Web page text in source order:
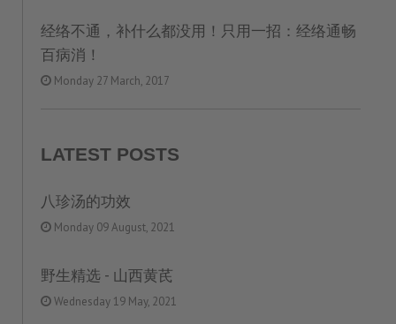
经络不通，补什么都没用！只用一招：经络通畅
百病消！
Monday 27 March, 2017
LATEST POSTS
八珍汤的功效
Monday 09 August, 2021
野生精选 - 山西黄芪
Wednesday 19 May, 2021